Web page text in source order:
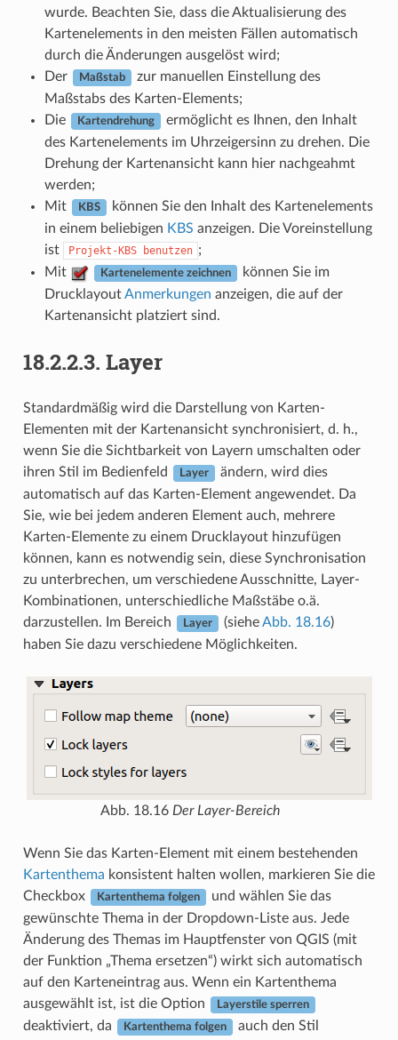
wurde. Beachten Sie, dass die Aktualisierung des
Kartenelements in den meisten Fällen automatisch
durch die Änderungen ausgelöst wird;
Der
Maßstab
zur manuellen Einstellung des
Maßstabs des Karten-Elements;
Die
Kartendrehung
ermöglicht es Ihnen, den Inhalt
des Kartenelements im Uhrzeigersinn zu drehen. Die
Drehung der Kartenansicht kann hier nachgeahmt
werden;
Mit
KBS
können Sie den Inhalt des Kartenelements
in einem beliebigen KBS anzeigen. Die Voreinstellung
ist
Projekt-KBS benutzen ;
Mit
Kartenelemente zeichnen
können Sie im
DrucklayoutAnmerkungen anzeigen, die auf der
Kartenansicht platziert sind.
18.2.2.3. Layer
Standardmäßig wird die Darstellung von Karten-
Elementen mit der Kartenansicht synchronisiert, d. h.,
wenn Sie die Sichtbarkeit von Layern umschalten oder
ihren Stil im Bedienfeld
Layer
ändern, wird dies
automatisch auf das Karten-Element angewendet. Da
Sie, wie bei jedem anderen Element auch, mehrere
Karten-Elemente zu einem Drucklayout hinzufügen
können, kann es notwendig sein, diese Synchronisation
zu unterbrechen, um verschiedene Ausschnitte, Layer-
Kombinationen, unterschiedliche Maßstäbe o.ä.
darzustellen. Im Bereich
Layer (sieheAbb. 18.16)
haben Sie dazu verschiedene Möglichkeiten.
Abb. 18.16 Der Layer-Bereich
Wenn Sie das Karten-Element mit einem bestehenden
Kartenthema konsistent halten wollen, markieren Sie die
Checkbox
Kartenthema folgen
und wählen Sie das
gewünschte Thema in der Dropdown-Liste aus. Jede
Änderung des Themas im Hauptfenster von QGIS (mit
der Funktion „Thema ersetzen“) wirkt sich automatisch
auf den Karteneintrag aus. Wenn ein Kartenthema
ausgewählt ist, ist die Option
Layerstile sperren
deaktiviert, da Kartenthema folgen
auch den Stil